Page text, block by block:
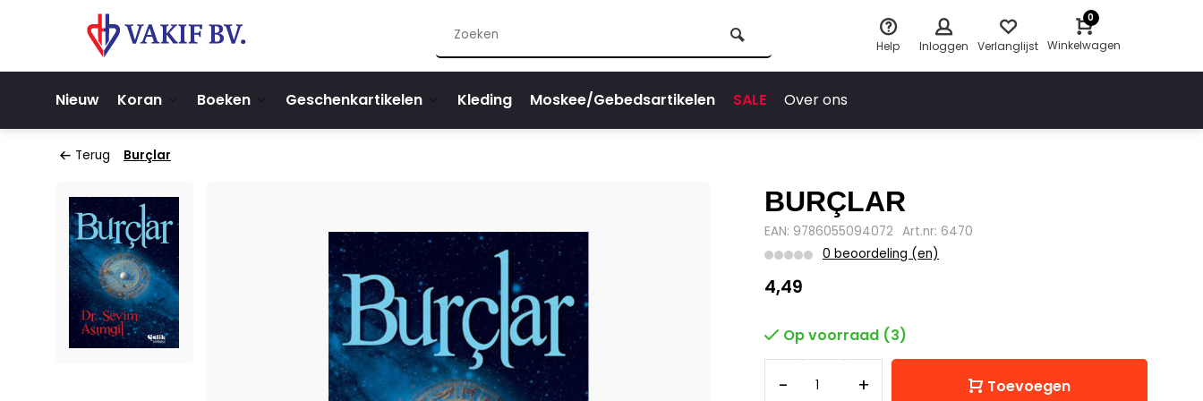
Help Inloggen Verlanglijst
0
Winkelwagen
Nieuw Koran Boeken Geschenkartikelen Kleding Moskee/Gebedsartikelen SALE Over ons
Terug Burçlar
BURÇLAR
EAN: 9786055094072 Art.nr: 6470
0 beoordeling (en)
4,49
Op voorraad (3)
- + Toevoegen